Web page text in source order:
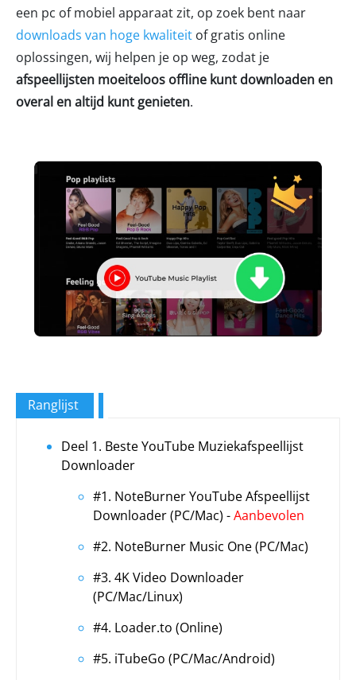
een pc of mobiel apparaat zit, op zoek bent naar
downloads van hoge kwaliteit of gratis online
oplossingen, wij helpen je op weg, zodat je
afspeellijsten moeiteloos offline kunt downloaden en
overal en altijd kunt genieten.
Ranglijst
Deel 1. Beste YouTube Muziekafspeellijst
Downloader
#1. NoteBurner YouTube Afspeellijst
Downloader (PC/Mac) -Aanbevolen
#2. NoteBurner Music One (PC/Mac)
#3. 4K Video Downloader
(PC/Mac/Linux)
#4. Loader.to (Online)
#5. iTubeGo (PC/Mac/Android)